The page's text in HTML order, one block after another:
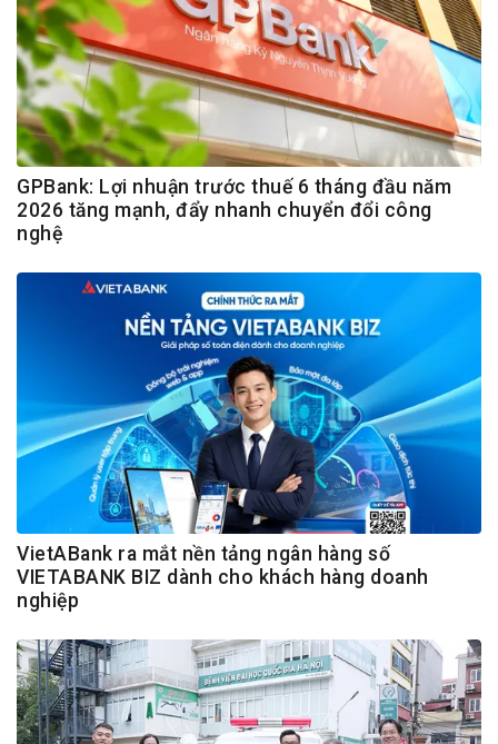
GPBank: Lợi nhuận trước thuế 6 tháng đầu năm
2026 tăng mạnh, đẩy nhanh chuyển đổi công
nghệ
VietABank ra mắt nền tảng ngân hàng số
VIETABANK BIZ dành cho khách hàng doanh
nghiệp